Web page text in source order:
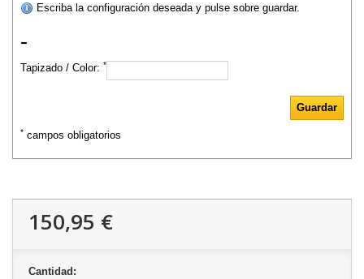
Escriba la configuración deseada y pulse sobre guardar.
-
Tapizado / Color:*
* campos obligatorios
150,95 €
Cantidad: